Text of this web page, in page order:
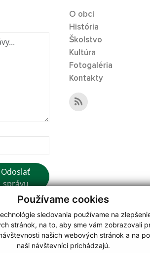
Používame cookies
sledovania používame na
stránok, na to, aby sme vám zobrazovali
našich webových stránok a na
naši návštevníci prichádzajú.
Odoslať
správu
O obci
História
Školstvo
Kultúra
Fotogaléria
Kontakty
webdesign|